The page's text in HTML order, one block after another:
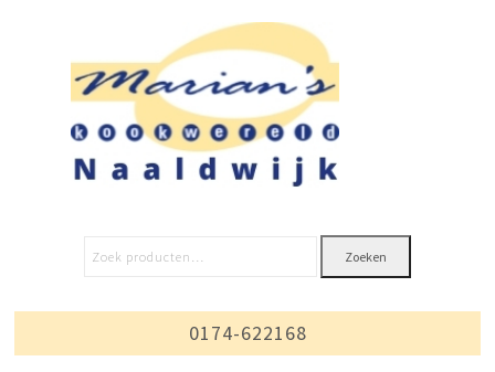
Zoeken
0174-622168